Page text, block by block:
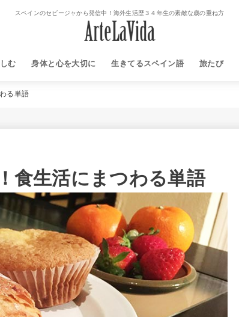
スペインのセビージャから発信中！海外生活歴３４年生の素敵な歳の重ね方
む 身体と心を大切に 生きてるスペイン語 旅たび
る単語
食生活にまつわる単語